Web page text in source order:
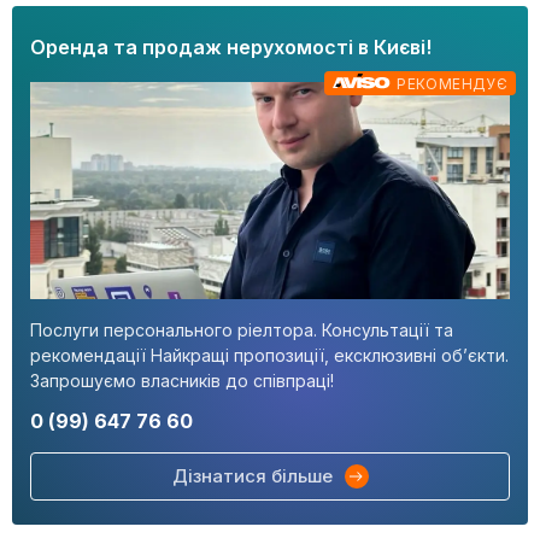
Послуги персонального ріелтора. Консультації та
рекомендації Найкращі пропозиції, ексклюзивні об’єкти.
Запрошуємо власників до співпраці!
0 (99) 647 76 60
Дізнатися більше
Оренда та продаж нерухомості в Києві!
РЕКОМЕНДУЄ